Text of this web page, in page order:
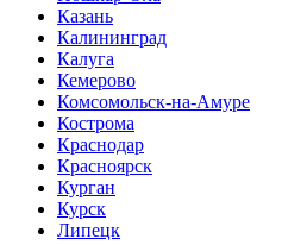
Казань
Калининград
Калуга
Кемерово
Комсомольск-на-Амуре
Кострома
Краснодар
Красноярск
Курган
Курск
Липецк